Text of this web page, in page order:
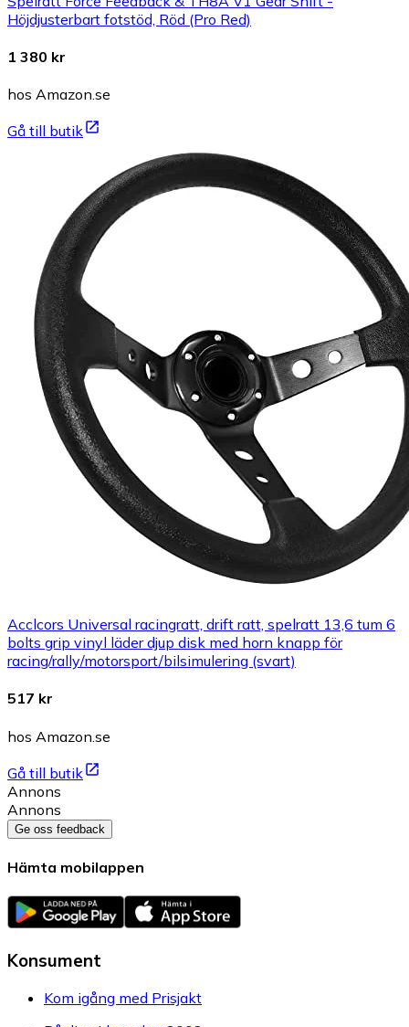
Höjdjusterbart fotstöd, Röd (Pro Red)
1 380 kr
hos Amazon.se
Gå till butik
Acclcors Universal racingratt, drift ratt, spelratt 13,6 tum 6
bolts grip vinyl läder djup disk med horn knapp för
racing/rally/motorsport/bilsimulering (svart)
517 kr
hos Amazon.se
Gå till butik
Annons
Annons
Ge oss feedback
Hämta mobilappen
Konsument
Kom igång med Prisjakt